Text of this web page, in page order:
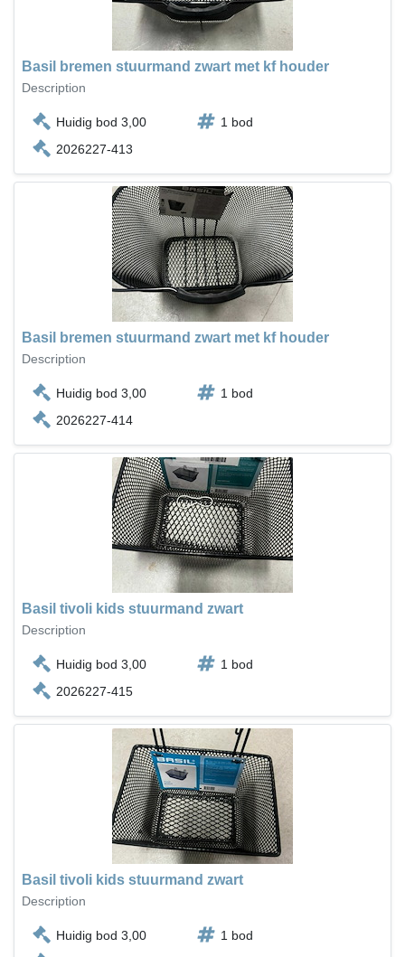
Basil bremen stuurmand zwart met kf houder
Description
Huidig bod 3,00
1 bod
2026227-413
Basil bremen stuurmand zwart met kf houder
Description
Huidig bod 3,00
1 bod
2026227-414
Basil tivoli kids stuurmand zwart
Description
Huidig bod 3,00
1 bod
2026227-415
Basil tivoli kids stuurmand zwart
Description
Huidig bod 3,00
1 bod